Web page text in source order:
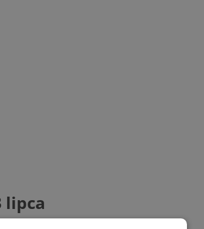
lipca